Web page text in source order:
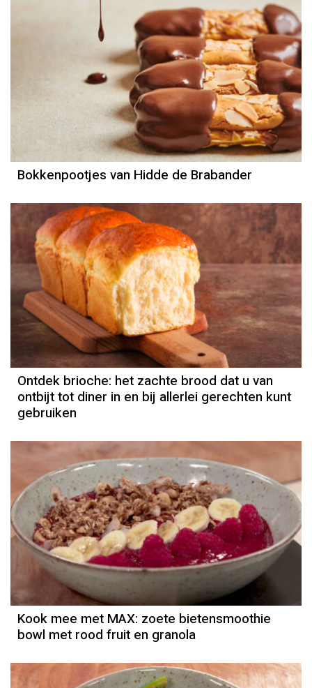
Bokkenpootjes van Hidde de Brabander
Ontdek brioche: het zachte brood dat u van
ontbijt tot diner in en bij allerlei gerechten kunt
gebruiken
Kook mee met MAX: zoete bietensmoothie
bowl met rood fruit en granola